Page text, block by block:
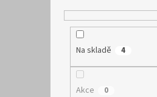
Na skladě 4
Akce 0